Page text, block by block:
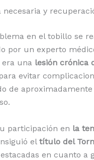
y
en el tobillo se
por un experto
una lesión crónica
evitar
de aproximadamente
participación en la
el título del
en cuanto a